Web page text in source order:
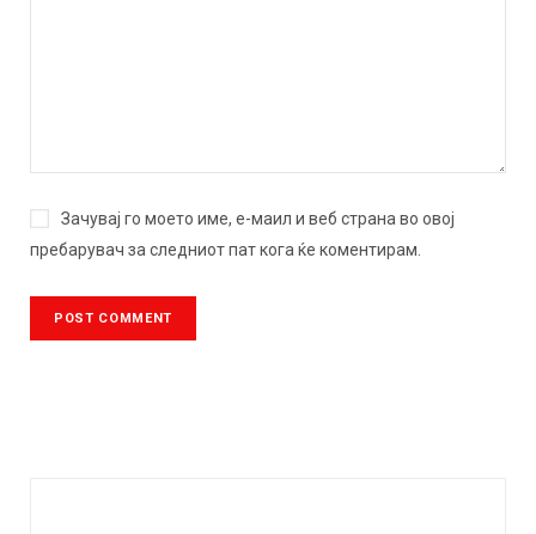
Зачувај го моето име, е-маил и веб страна во овој
пребарувач за следниот пат кога ќе коментирам.